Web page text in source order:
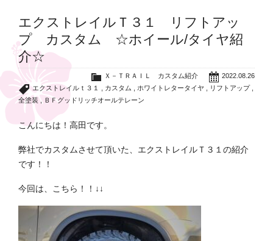
エクストレイルＴ３１ リフトアッ
プ カスタム ☆ホイール/タイヤ紹
介☆
2022.08.26
Ｘ－ＴＲＡＩＬ カスタム紹介
エクストレイルｔ３１
カスタム ホワイトレタータイヤ リフトアップ
全塗装
ＢＦグッドリッチオールテレーン
こんにちは！高田です。
弊社でカスタムさせて頂いた、エクストレイルＴ３１の紹介
です！！
今回は、こちら！！↓↓